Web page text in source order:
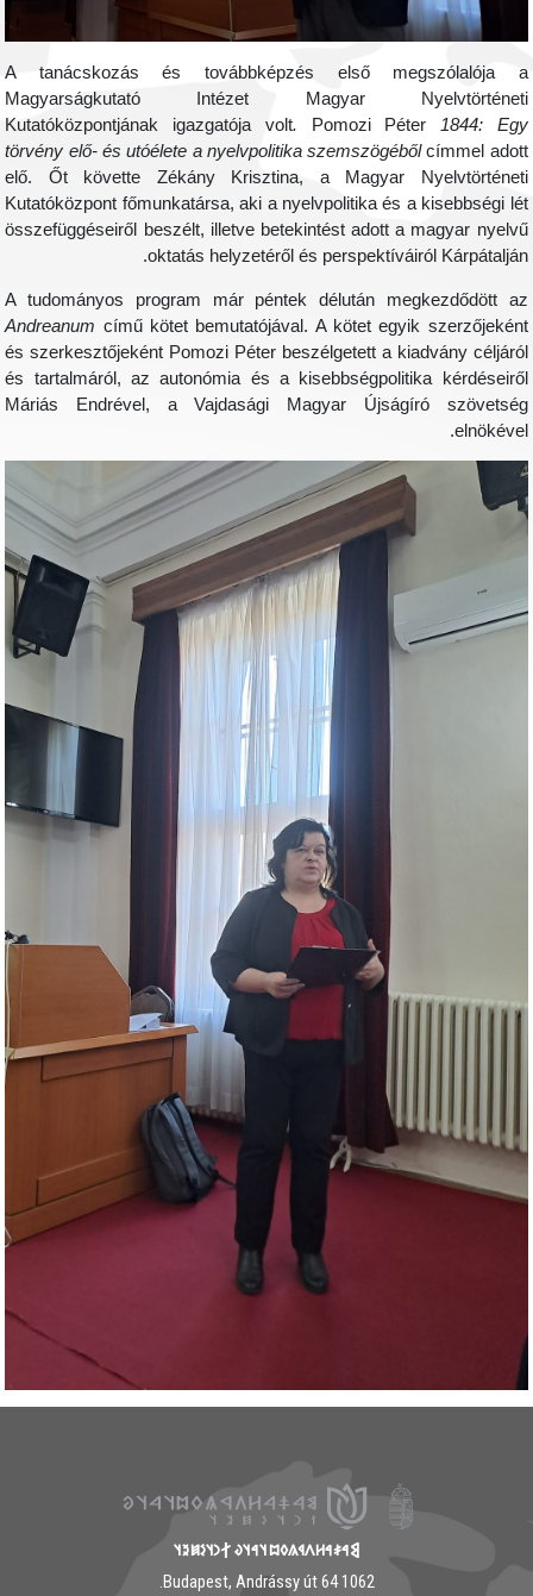
A tanácskozás és továbbképzés első megszólalója
Magyarságkutató Intézet Magyar
Kutatóközpontjának igazgatója
volt .Pomozi Péter1844:
törvény elő- és utóélete a nyelvpolitika szemszögébőlcímmel
elő. Őt követte Zékány Krisztina, a Magyar
Kutatóközpont főmunkatársa, aki a nyelvpolitika és a kisebbségi
összefüggéseiről beszélt, illetve betekintést adott a magyar
oktatás helyzetéről és perspektíváiról
A tudományos program már péntek délután megkezdődött
Andreanum című kötet bemutatójával. A kötet egyik
és szerkesztőjeként Pomozi Péter beszélgetett a kiadvány
és tartalmáról, az autonómia és a kisebbségpolitika
Máriás Endrével, a Vajdasági Magyar Újságíró
𐲘𐳀𐳎𐳀𐳢𐳤𐳁𐳍𐳓𐳪𐳦𐳀𐳦𐳜 𐲐𐳙𐳦𐳋𐳯𐳉𐳦
1062 Budapest, Andrássy út 64.